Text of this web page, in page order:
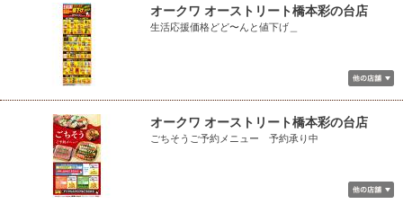
オークワ オーストリート橋本彩の台店
生活応援価格どど〜んと値下げ＿
オークワ オーストリート橋本彩の台店
ごちそうご予約メニュー 予約承り中